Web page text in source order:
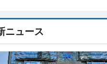
ニュース